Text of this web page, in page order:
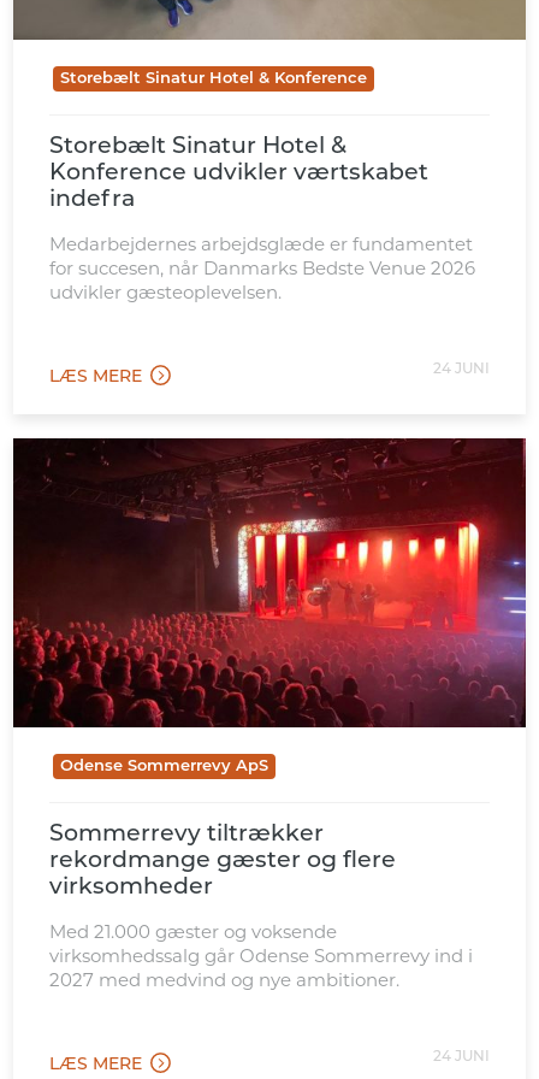
Storebælt Sinatur Hotel & Konference
Storebælt Sinatur Hotel &
Konference udvikler værtskabet
indefra
Medarbejdernes arbejdsglæde er fundamentet
for succesen, når Danmarks Bedste Venue 2026
udvikler gæsteoplevelsen.
LÆS MERE 24 JUNI
Odense Sommerrevy ApS
Sommerrevy tiltrækker
rekordmange gæster og flere
virksomheder
Med 21.000 gæster og voksende
virksomhedssalg går Odense Sommerrevy ind i
2027 med medvind og nye ambitioner.
LÆS MERE 24 JUNI